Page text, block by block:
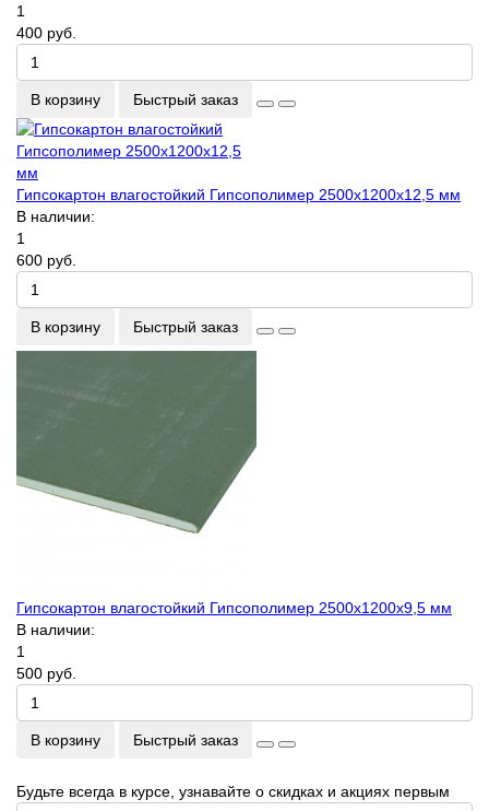
1
400 руб.
В корзину Быстрый заказ
Гипсокартон влагостойкий Гипсополимер 2500х1200х12,5 мм
В наличии:
1
600 руб.
В корзину Быстрый заказ
Гипсокартон влагостойкий Гипсополимер 2500х1200х9,5 мм
В наличии:
1
500 руб.
В корзину Быстрый заказ
Будьте всегда в курсе, узнавайте о скидках и акциях первым